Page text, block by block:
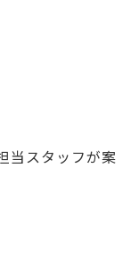
当スタッフが案